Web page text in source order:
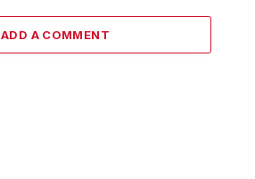
ADD A COMMENT